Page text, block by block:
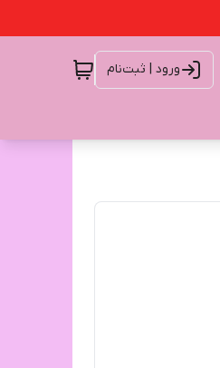
ورود | ثبت‌نام